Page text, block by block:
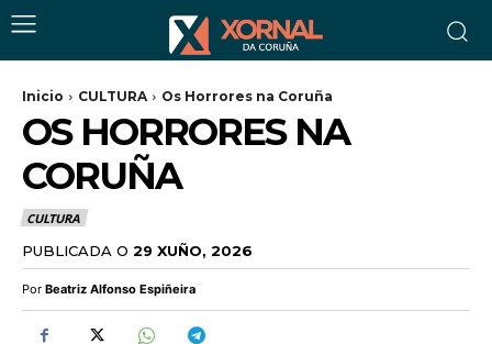
Inicio CULTURA Os Horrores na Coruña
OS HORRORES NA
CORUÑA
CULTURA
PUBLICADA O 29 XUÑO, 2026
Por Beatriz Alfonso Espiñeira